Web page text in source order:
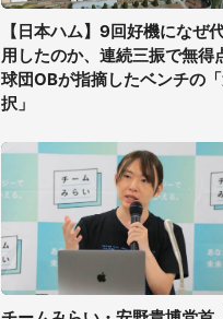
【日本ハム】9回好機になぜ
用したのか、連続三振で無得
球団OBが指摘したベンチの
択」